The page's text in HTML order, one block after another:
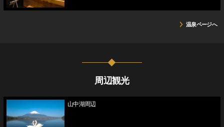
温泉ページへ
周辺観光
山中湖周辺